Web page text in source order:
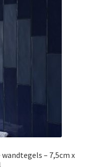
– 7,5cm x